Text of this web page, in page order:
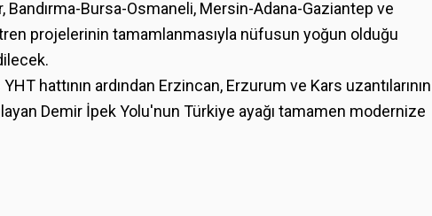
Bandırma-Bursa-Osmaneli, Mersin-Adana-Gaziantep ve
tren projelerinin tamamlanmasıyla nüfusun yoğun olduğu
hattının ardından Erzincan, Erzurum ve Kars uzantılarının
Demir İpek Yolu'nun Türkiye ayağı tamamen modernize